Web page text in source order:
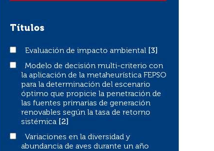
Títulos
Evaluación de impacto ambiental
Evaluación de impacto ambiental
[3]
Modelo de decisión multi-criterio con la aplicación de
Modelo de decisión multi-criterio con
la aplicación de la metaheurística FEPSO
para la determinación del escenario
óptimo que propicie la penetración de
las fuentes primarias de generación
renovables según la tasa de retorno
sistémica
[2]
Variaciones en la diversidad y abundancia de aves
Variaciones en la diversidad y
abundancia de aves durante un año